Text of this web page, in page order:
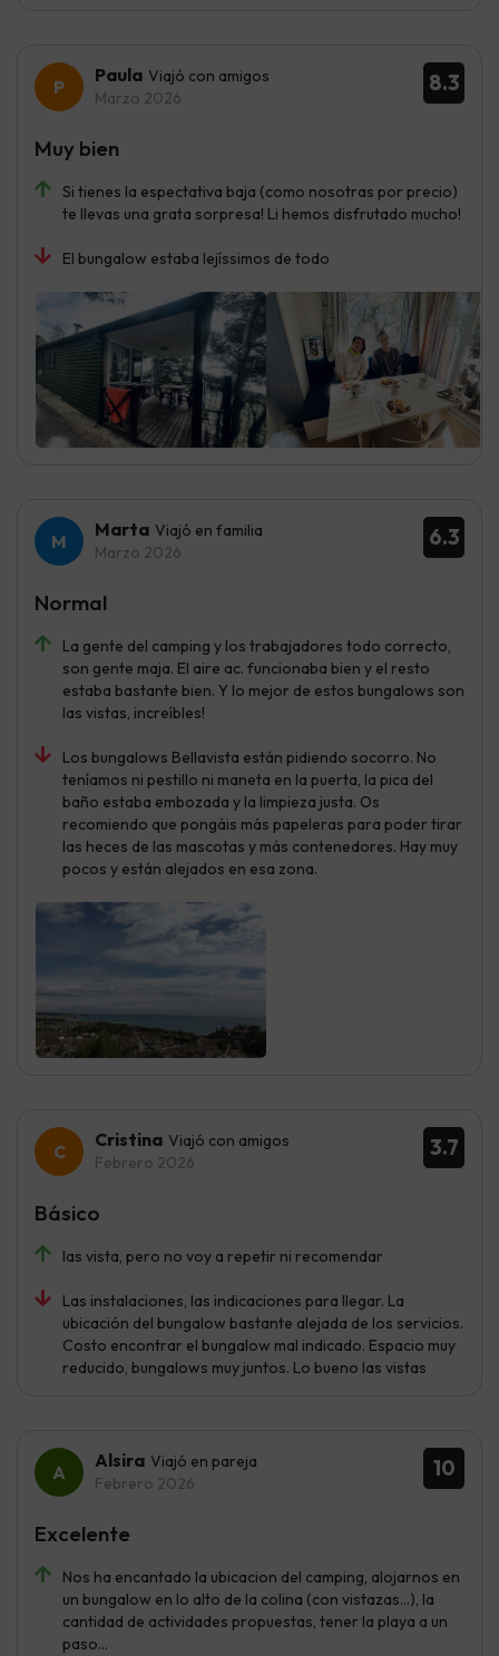
8.3
Paula Viajó con amigos
Marzo 2026
Si tienes la espectativa baja (como nosotras por precio)
te llevas una grata sorpresa! Li hemos disfrutado mucho!
El bungalow estaba lejíssimos de todo
Muy bien
6.3
Marta Viajó en familia
Marzo 2026
La gente del camping y los trabajadores todo correcto,
son gente maja. El aire ac. funcionaba bien y el resto
estaba bastante bien. Y lo mejor de estos bungalows son
las vistas, increíbles!
Los bungalows Bellavista están pidiendo socorro. No
teníamos ni pestillo ni maneta en la puerta, la pica del
baño estaba embozada y la limpieza justa. Os
recomiendo que pongáis más papeleras para poder tirar
las heces de las mascotas y más contenedores. Hay muy
pocos y están alejados en esa zona.
Normal
3.7
Cristina Viajó con amigos
Febrero 2026
las vista, pero no voy a repetir ni recomendar
Las instalaciones, las indicaciones para llegar. La
ubicación del bungalow bastante alejada de los servicios.
Costo encontrar el bungalow mal indicado. Espacio muy
reducido, bungalows muy juntos. Lo bueno las vistas
Básico
10
Alsira Viajó en pareja
Febrero 2026
Nos ha encantado la ubicacion del camping, alojarnos en
un bungalow en lo alto de la colina (con vistazas...), la
cantidad de actividades propuestas, tener la playa a un
paso...
Excelente